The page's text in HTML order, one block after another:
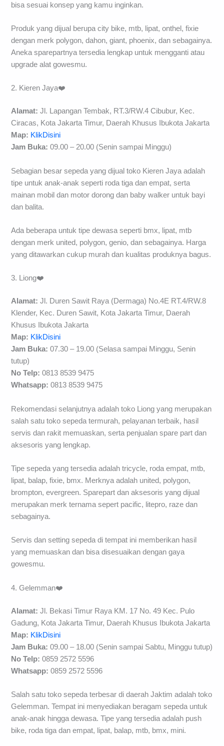
bisa sesuai konsep yang kamu inginkan.
Produk yang dijual berupa city bike, mtb, lipat, onthel, fixie
dengan merk polygon, dahon, giant, phoenix, dan sebagainya.
Aneka sparepartnya tersedia lengkap untuk mengganti atau
upgrade alat gowesmu.
2. Kieren Jaya❤️
Alamat: Jl. Lapangan Tembak, RT.3/RW.4 Cibubur, Kec.
Ciracas, Kota Jakarta Timur, Daerah Khusus Ibukota Jakarta
Map: KlikDisini
Jam Buka: 09.00 – 20.00 (Senin sampai Minggu)
Sebagian besar sepeda yang dijual toko Kieren Jaya adalah
tipe untuk anak-anak seperti roda tiga dan empat, serta
mainan mobil dan motor dorong dan baby walker untuk bayi
dan balita.
Ada beberapa untuk tipe dewasa seperti bmx, lipat, mtb
dengan merk united, polygon, genio, dan sebagainya. Harga
yang ditawarkan cukup murah dan kualitas produknya bagus.
3. Liong❤️
Alamat: Jl. Duren Sawit Raya (Dermaga) No.4E RT.4/RW.8
Klender, Kec. Duren Sawit, Kota Jakarta Timur, Daerah
Khusus Ibukota Jakarta
Map: KlikDisini
Jam Buka: 07.30 – 19.00 (Selasa sampai Minggu, Senin
tutup)
No Telp: 0813 8539 9475
Whatsapp: 0813 8539 9475
Rekomendasi selanjutnya adalah toko Liong yang merupakan
salah satu toko sepeda termurah, pelayanan terbaik, hasil
servis dan rakit memuaskan, serta penjualan spare part dan
aksesoris yang lengkap.
Tipe sepeda yang tersedia adalah tricycle, roda empat, mtb,
lipat, balap, fixie, bmx. Merknya adalah united, polygon,
brompton, evergreen. Sparepart dan aksesoris yang dijual
merupakan merk ternama sepert pacific, litepro, raze dan
sebagainya.
Servis dan setting sepeda di tempat ini memberikan hasil
yang memuaskan dan bisa disesuaikan dengan gaya
gowesmu.
4. Gelemman❤️
Alamat: Jl. Bekasi Timur Raya KM. 17 No. 49 Kec. Pulo
Gadung, Kota Jakarta Timur, Daerah Khusus Ibukota Jakarta
Map: KlikDisini
Jam Buka: 09.00 – 18.00 (Senin sampai Sabtu, Minggu tutup)
No Telp: 0859 2572 5596
Whatsapp: 0859 2572 5596
Salah satu toko sepeda terbesar di daerah Jaktim adalah toko
Gelemman. Tempat ini menyediakan beragam sepeda untuk
anak-anak hingga dewasa. Tipe yang tersedia adalah push
bike, roda tiga dan empat, lipat, balap, mtb, bmx, mini.